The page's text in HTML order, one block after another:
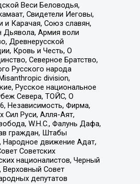
Веси Беловодья,
Свидетели Иеговы,
и Карачая, Союз славян,
Дьявола, Армия воли
Древнерусской
Кровь и Честь, О
Северное Братство,
Русского народа
division,
Русское национальное
Севера, ТОЙС, О
Независимость, Фирма,
Сил Руси, Алля-Аят,
W.H.С., Фалунь Дафа,
граждан, Штабы
Народное движение Адат,
Советских
националистов, Черный
Верховный Совет
депутатов